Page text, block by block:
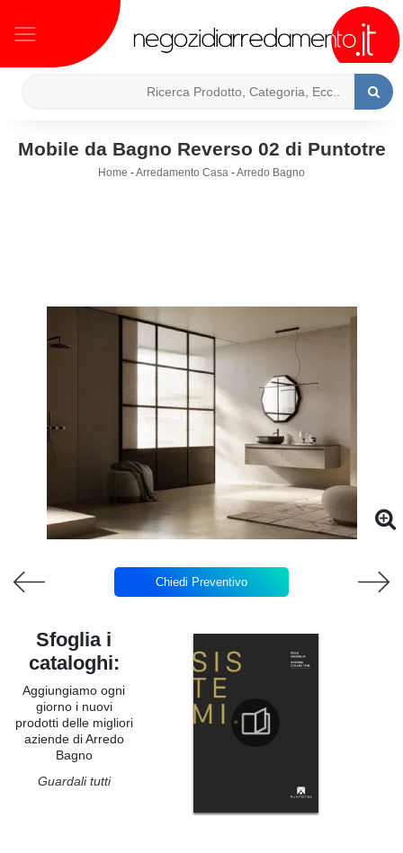
Mobile da Bagno Reverso 02 di Puntotre
Home -Arredamento Casa -Arredo Bagno
Chiedi Preventivo
Sfoglia i
cataloghi:
Aggiungiamo ogni
giorno i nuovi
prodotti delle migliori
aziende di Arredo
Bagno
Guardali tutti